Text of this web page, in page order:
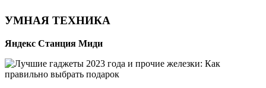
УМНАЯ ТЕХНИКА
Яндекс Станция Миди